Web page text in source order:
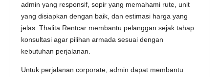
admin yang responsif, sopir yang memahami rute, unit
yang disiapkan dengan baik, dan estimasi harga yang
jelas. Thalita Rentcar membantu pelanggan sejak tahap
konsultasi agar pilihan armada sesuai dengan
kebutuhan perjalanan.
Untuk perjalanan corporate, admin dapat membantu